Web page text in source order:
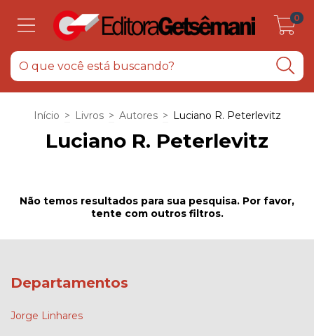
0
Início > Livros > Autores > Luciano R. Peterlevitz
Luciano R. Peterlevitz
Não temos resultados para sua pesquisa. Por favor,
tente com outros filtros.
Departamentos
Jorge Linhares